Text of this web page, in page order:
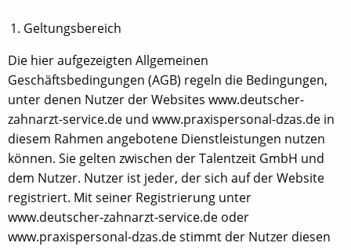
Geltungsbereich
Die hier aufgezeigten Allgemeinen
Geschäftsbedingungen (AGB) regeln die Bedingungen,
unter denen Nutzer der Websites www.deutscher-
zahnarzt-service.de und www.praxispersonal-dzas.de in
diesem Rahmen angebotene Dienstleistungen nutzen
können. Sie gelten zwischen der Talentzeit GmbH und
dem Nutzer. Nutzer ist jeder, der sich auf der Website
registriert. Mit seiner Registrierung unter
www.deutscher-zahnarzt-service.de oder
www.praxispersonal-dzas.de stimmt der Nutzer diesen